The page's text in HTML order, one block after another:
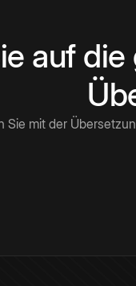
auf
Sie mit der